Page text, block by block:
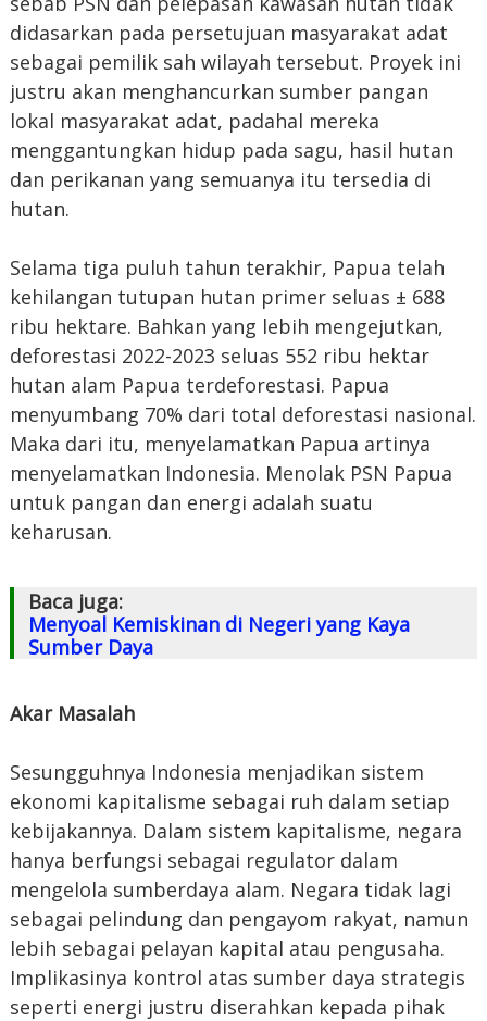
didasarkan pada persetujuan masyarakat adat
sebagai pemilik sah wilayah tersebut. Proyek ini
justru akan menghancurkan sumber pangan
lokal masyarakat adat, padahal mereka
menggantungkan hidup pada sagu, hasil hutan
dan perikanan yang semuanya itu tersedia di
hutan.
Selama tiga puluh tahun terakhir, Papua telah
kehilangan tutupan hutan primer seluas ± 688
ribu hektare. Bahkan yang lebih mengejutkan,
deforestasi 2022-2023 seluas 552 ribu hektar
hutan alam Papua terdeforestasi. Papua
menyumbang 70% dari total deforestasi nasional.
Maka dari itu, menyelamatkan Papua artinya
menyelamatkan Indonesia. Menolak PSN Papua
untuk pangan dan energi adalah suatu
keharusan.
Baca juga:
Menyoal Kemiskinan di Negeri yang Kaya
Sumber Daya
Akar Masalah
Sesungguhnya Indonesia menjadikan sistem
ekonomi kapitalisme sebagai ruh dalam setiap
kebijakannya. Dalam sistem kapitalisme, negara
hanya berfungsi sebagai regulator dalam
mengelola sumberdaya alam. Negara tidak lagi
sebagai pelindung dan pengayom rakyat, namun
lebih sebagai pelayan kapital atau pengusaha.
Implikasinya kontrol atas sumber daya strategis
seperti energi justru diserahkan kepada pihak